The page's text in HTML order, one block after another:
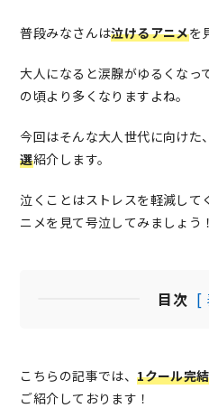
普段みなさんは泣けるアニメを
大人になると涙腺がゆるくなっ
の頃より多くなりますよね。
今回はそんな大人世代に向けた、
選紹介します。
泣くことはストレスを軽減して
ニメを見て号泣してみましょう！
目次 [
こちらの記事では、1クール完
ご紹介しております！